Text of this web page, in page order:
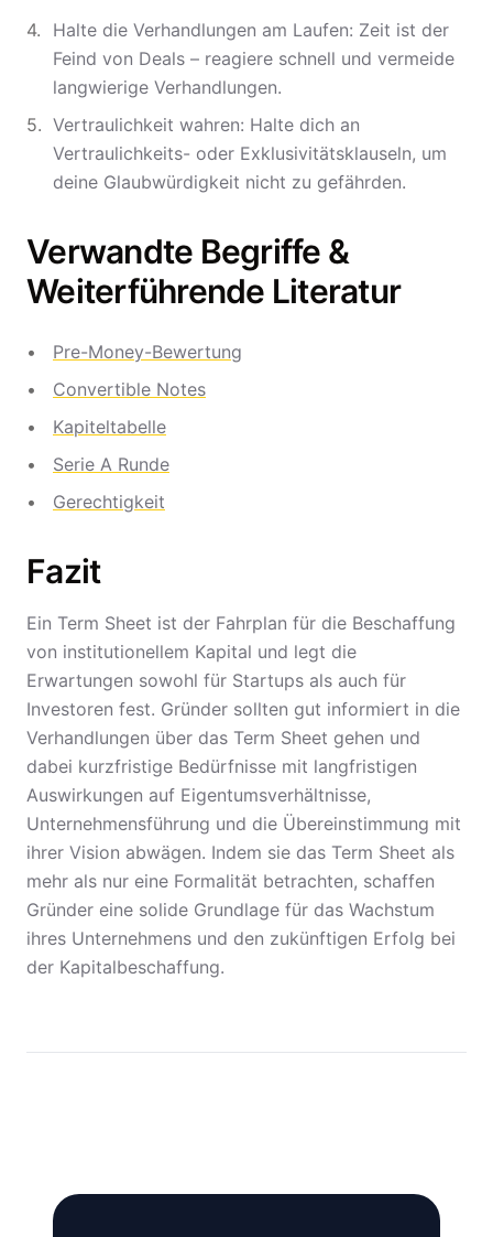
Halte die Verhandlungen am Laufen: Zeit ist der
Feind von Deals – reagiere schnell und vermeide
langwierige Verhandlungen.
Vertraulichkeit wahren: Halte dich an
Vertraulichkeits- oder Exklusivitätsklauseln, um
deine Glaubwürdigkeit nicht zu gefährden.
Verwandte Begriffe &
Weiterführende Literatur
Pre-Money-Bewertung
Convertible Notes
Kapiteltabelle
Serie A Runde
Gerechtigkeit
Fazit
Ein Term Sheet ist der Fahrplan für die Beschaffung
von institutionellem Kapital und legt die
Erwartungen sowohl für Startups als auch für
Investoren fest. Gründer sollten gut informiert in die
Verhandlungen über das Term Sheet gehen und
dabei kurzfristige Bedürfnisse mit langfristigen
Auswirkungen auf Eigentumsverhältnisse,
Unternehmensführung und die Übereinstimmung mit
ihrer Vision abwägen. Indem sie das Term Sheet als
mehr als nur eine Formalität betrachten, schaffen
Gründer eine solide Grundlage für das Wachstum
ihres Unternehmens und den zukünftigen Erfolg bei
der Kapitalbeschaffung.